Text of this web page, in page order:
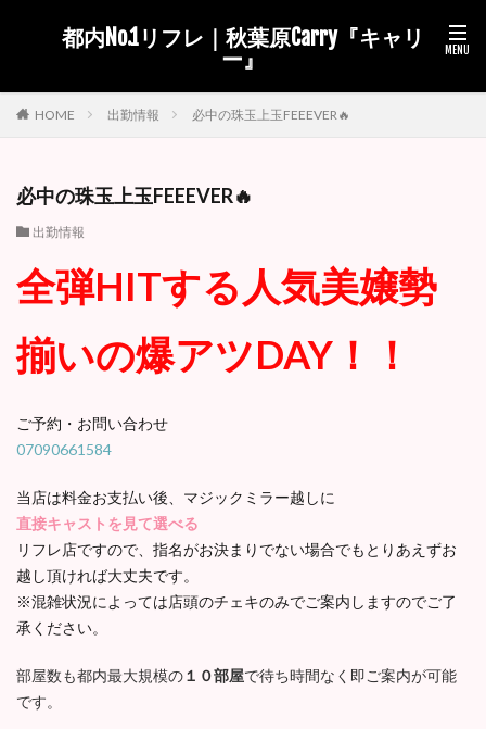
都内No.1リフレ｜秋葉原Carry『キャリ
ー』
HOME 出勤情報 必中の珠玉上玉FEEEVER🔥
必中の珠玉上玉FEEEVER🔥
出勤情報
全弾HITする人気美嬢勢
揃いの爆アツDAY！！
ご予約・お問い合わせ
07090661584
当店は料金お支払い後、マジックミラー越しに
直接キャストを見て選べる
リフレ店ですので、指名がお決まりでない場合でもとりあえずお
越し頂ければ大丈夫です。
※混雑状況によっては店頭のチェキのみでご案内しますのでご了
承ください。
部屋数も都内最大規模の１０部屋で待ち時間なく即ご案内が可能
です。